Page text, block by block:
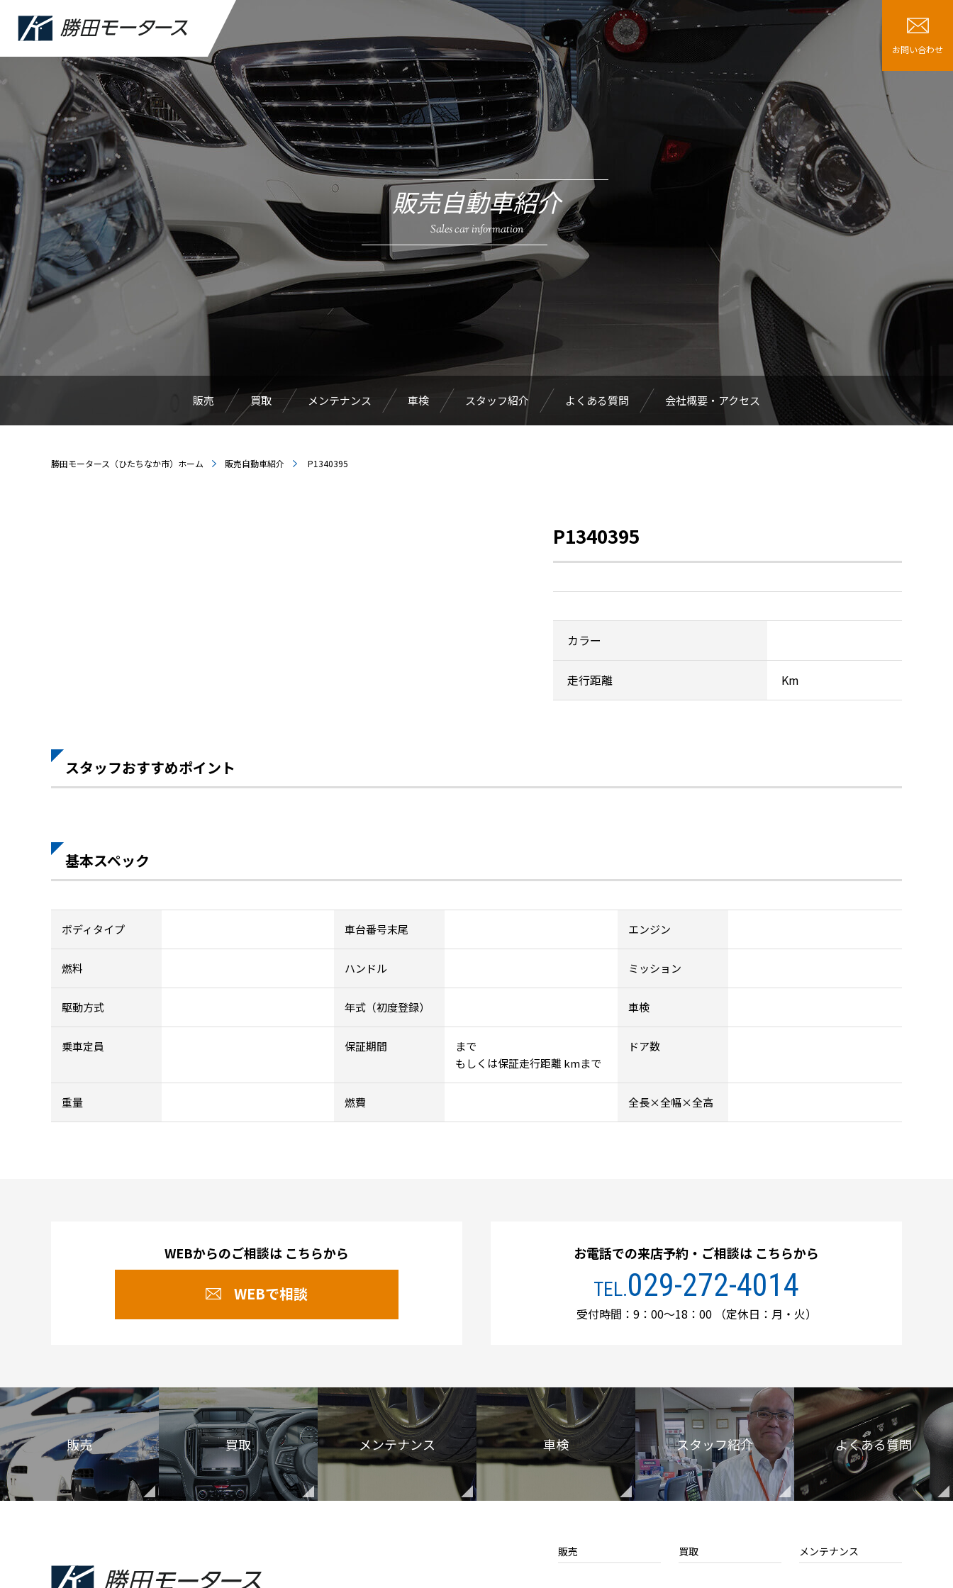
お問い合わせ
販売自動車紹介
Sales car information
販売 買取 メンテナンス 車検 スタッフ紹介 よくある質問 会社概要・アクセス
勝田モータース（ひたちなか市）ホーム 販売自動車紹介 P1340395
P1340395
カラー
走行距離 Km
スタッフおすすめポイント
基本スペック
ボディタイプ 車台番号末尾 エンジン
燃料 ハンドル ミッション
駆動方式 年式（初度登録） 車検
乗車定員 保証期間
まで
もしくは保証走行距離 kmまで
ドア数
重量 燃費 全長×全幅×全高
WEBからのご相談は こちらから
WEBで相談
お電話での来店予約・ご相談は こちらから
TEL.029-272-4014
受付時間：9：00～18：00（定休日：月・火）
販売 買取 メンテナンス 車検 スタッフ紹介 よくある質問
販売 買取 メンテナンス